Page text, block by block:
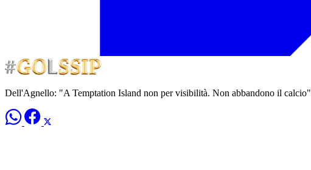
Dell'Agnello: "A Temptation Island non per visibilità. Non abbandono il calcio"